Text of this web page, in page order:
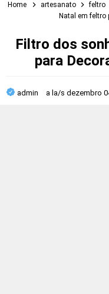
Home artesanato feltro
Natal em feltro
Filtro dos
para
admin a la/s dezembro